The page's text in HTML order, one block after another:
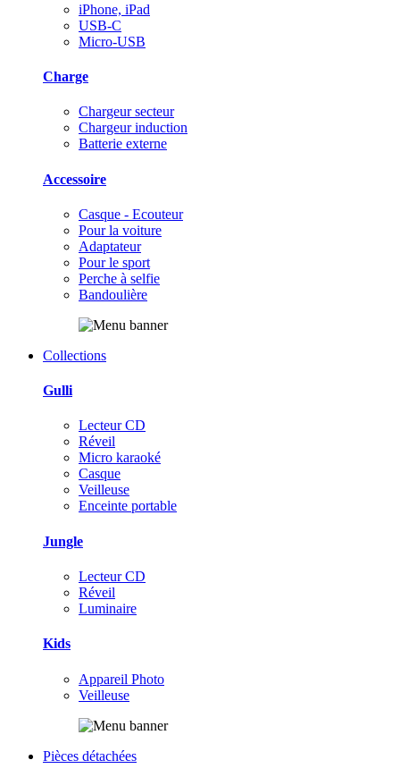
iPhone, iPad
USB-C
Micro-USB
Charge
Chargeur secteur
Chargeur induction
Batterie externe
Accessoire
Casque - Ecouteur
Pour la voiture
Adaptateur
Pour le sport
Perche à selfie
Bandoulière
Collections
Gulli
Lecteur CD
Réveil
Micro karaoké
Casque
Veilleuse
Enceinte portable
Jungle
Lecteur CD
Réveil
Luminaire
Kids
Appareil Photo
Veilleuse
Pièces détachées